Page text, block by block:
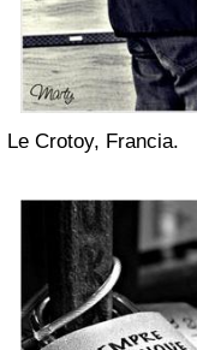
Le Crotoy, Francia.